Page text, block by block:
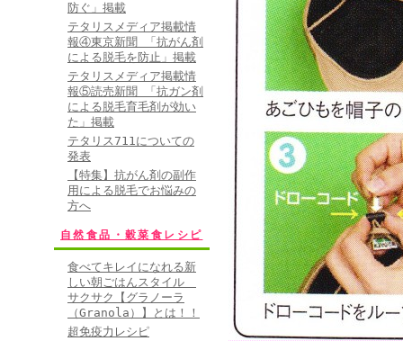
防ぐ」掲載
テタリスメディア掲載情
報④東京新聞 「抗がん剤
による脱毛を防止」掲載
テタリスメディア掲載情
報⑤読売新聞 「抗ガン剤
による脱毛育毛剤が効い
た」掲載
テタリス711についての
発表
【特集】抗がん剤の副作
用による脱毛でお悩みの
方へ
自然食品・穀菜食レシピ
食べてキレイになれる新
しい朝ごはんスタイル
サクサク【グラノーラ
（Granola）】とは！！
超免疫力レシピ